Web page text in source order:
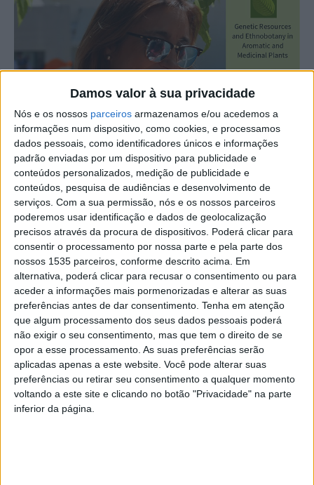
Damos valor à sua privacidade
Nós e os nossos parceiros armazenamos e/ou acedemos a
informações num dispositivo, como cookies, e processamos
dados pessoais, como identificadores únicos e informações
padrão enviadas por um dispositivo para publicidade e
conteúdos personalizados, medição de publicidade e
conteúdos, pesquisa de audiências e desenvolvimento de
serviços. Com a sua permissão, nós e os nossos parceiros
poderemos usar identificação e dados de geolocalização
precisos através da procura de dispositivos. Poderá clicar para
consentir o processamento por nossa parte e pela parte dos
nossos 1535 parceiros, conforme descrito acima. Em
alternativa, poderá clicar para recusar o consentimento ou para
aceder a informações mais pormenorizadas e alterar as suas
preferências antes de dar consentimento. Tenha em atenção
que algum processamento dos seus dados pessoais poderá
não exigir o seu consentimento, mas que tem o direito de se
opor a esse processamento. As suas preferências serão
aplicadas apenas a este website. Você pode alterar suas
preferências ou retirar seu consentimento a qualquer momento
voltando a este site e clicando no botão "Privacidade" na parte
inferior da página.
Fernanda Delgado, docente da Escola Superior Agrária,
de Castelo Branco, é editora de um número especial da
revista científica internacional de acesso aberto “Plants”,
dedicado ao tema “Genetic Resources and Ethnobotany
in Aromatic and Medicinal Plants” (Recursos Genéticos e
Etnobotânica em Plantas Aromáticas e Medicinais).
sta edição oferece uma oportunidade para combinar e
sintetizar pesquisas recentes sobre melhoramento de
plantas, etnobotânica, taxonomia, biodiversidade,
ecologia e estratégias de conservação para compreender
e promover a manutenção da diversidade vegetal, bem
como alcançar práticas sustentáveis de agricultura e